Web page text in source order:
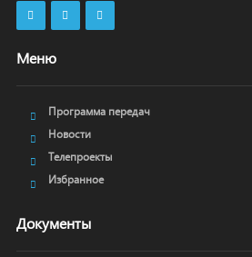
Меню
Программа передач
Новости
Телепроекты
Избранное
Документы